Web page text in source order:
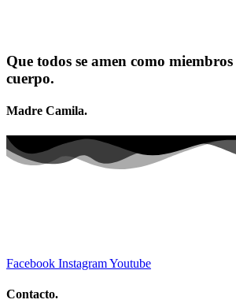
Que todos se amen como
cuerpo.
Madre Camila.
Facebook InstagramYoutube
Contacto.